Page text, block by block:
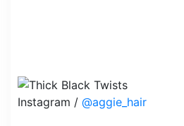
Instagram / @aggie_hair